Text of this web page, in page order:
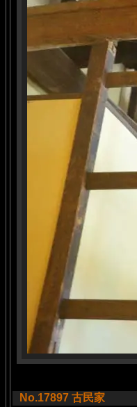
No.17897 古民家